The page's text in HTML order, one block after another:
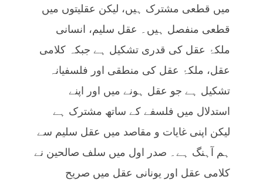
میں قطعی مشترک ہیں، لیکن عقلیتوں میں
قطعی منفصل ہیں۔ عقل سلیم، انسانی
ملکۂ عقل کی قدری تشکیل ہے جبکہ کلامی
عقل، ملکۂ عقل کی منطقی اور فلسفیانہ
تشکیل ہے جو عقل ہونے میں اور اپنے
استدلال میں فلسفے کے ساتھ مشترک ہے
لیکن اپنی غایات و مقاصد میں عقل سلیم سے
ہم آہنگ ہے۔ صدر اول میں سلف صالحین نے
کلامی عقل اور یونانی عقل میں صریح